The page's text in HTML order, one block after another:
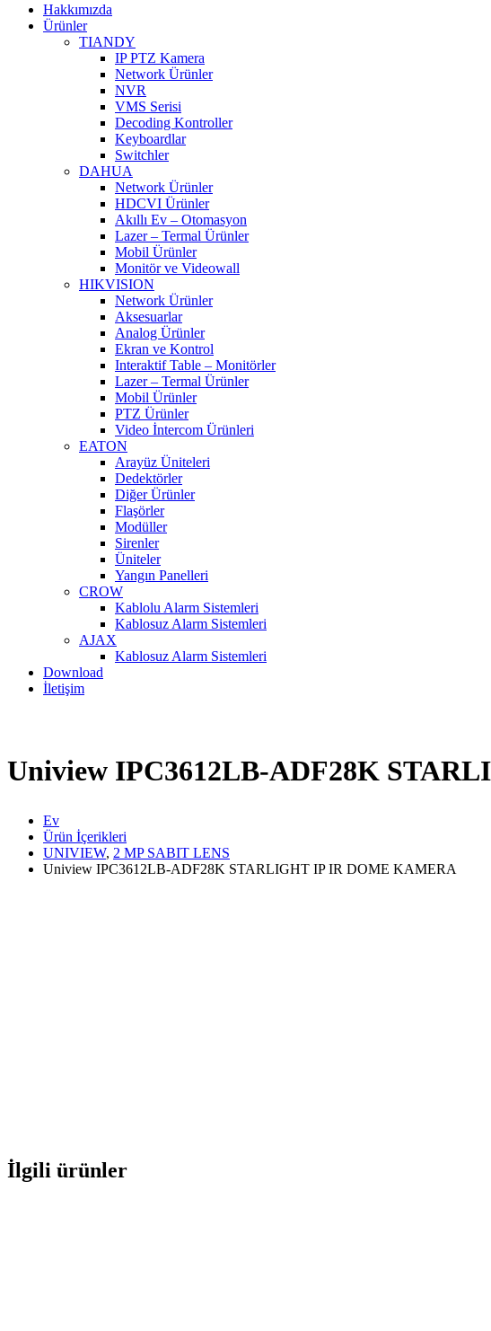
Hakkımızda
Ürünler
TIANDY
IP PTZ Kamera
Network Ürünler
NVR
VMS Serisi
Decoding Kontroller
Keyboardlar
Switchler
DAHUA
Network Ürünler
HDCVI Ürünler
Akıllı Ev – Otomasyon
Lazer – Termal Ürünler
Mobil Ürünler
Monitör ve Videowall
HIKVISION
Network Ürünler
Aksesuarlar
Analog Ürünler
Ekran ve Kontrol
Interaktif Table – Monitörler
Lazer – Termal Ürünler
Mobil Ürünler
PTZ Ürünler
Video İntercom Ürünleri
EATON
Arayüz Üniteleri
Dedektörler
Diğer Ürünler
Flaşörler
Modüller
Sirenler
Üniteler
Yangın Panelleri
CROW
Kablolu Alarm Sistemleri
Kablosuz Alarm Sistemleri
AJAX
Kablosuz Alarm Sistemleri
Download
İletişim
Uniview IPC3612LB-ADF28K
Ev
Ürün İçerikleri
UNIVIEW, 2 MP SABIT LENS
Uniview IPC3612LB-ADF28K STARLIGHT IP IR DOME KAMERA
İlgili ürünler